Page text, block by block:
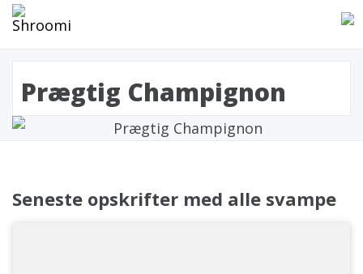
Prægtig Champignon
Seneste opskrifter med alle svampe